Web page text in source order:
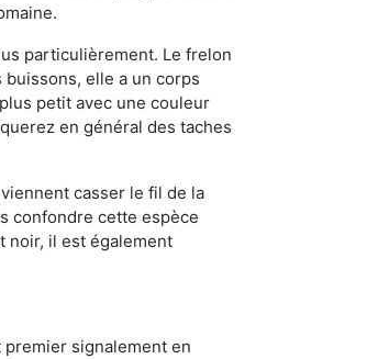
particulièrement. Le frelon
elle a un corps
petit avec une couleur
en général des taches
casser le fil de la
confondre cette espèce
noir, il est également
premier signalement en